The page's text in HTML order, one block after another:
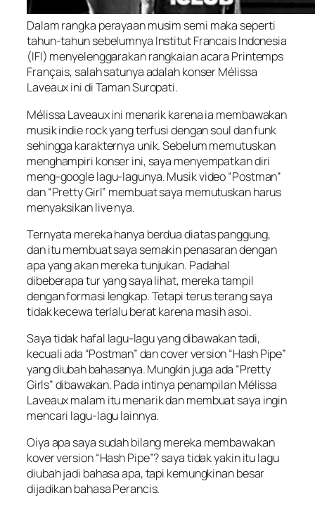
Dalam rangka perayaan musim semi maka seperti
tahun-tahun sebelumnya Institut Francais Indonesia
(IFI) menyelenggarakan rangkaian acara Printemps
Français, salah satunya adalah konser Mélissa
Laveaux ini di Taman Suropati.
Mélissa Laveaux ini menarik karena ia membawakan
musik indie rock yang terfusi dengan soul dan funk
sehingga karakternya unik. Sebelum memutuskan
menghampiri konser ini, saya menyempatkan diri
meng-google lagu-lagunya. Musik video “Postman”
dan “Pretty Girl” membuat saya memutuskan harus
menyaksikan live nya.
Ternyata mereka hanya berdua diatas panggung,
dan itu membuat saya semakin penasaran dengan
apa yang akan mereka tunjukan. Padahal
dibeberapa tur yang saya lihat, mereka tampil
dengan formasi lengkap. Tetapi terus terang saya
tidak kecewa terlalu berat karena masih asoi.
Saya tidak hafal lagu-lagu yang dibawakan tadi,
kecuali ada “Postman” dan cover version “Hash Pipe”
yang diubah bahasanya. Mungkin juga ada “Pretty
Girls” dibawakan. Pada intinya penampilan Mélissa
Laveaux malam itu menarik dan membuat saya ingin
mencari lagu-lagu lainnya.
Oiya apa saya sudah bilang mereka membawakan
kover version “Hash Pipe”? saya tidak yakin itu lagu
diubah jadi bahasa apa, tapi kemungkinan besar
dijadikan bahasa Perancis.